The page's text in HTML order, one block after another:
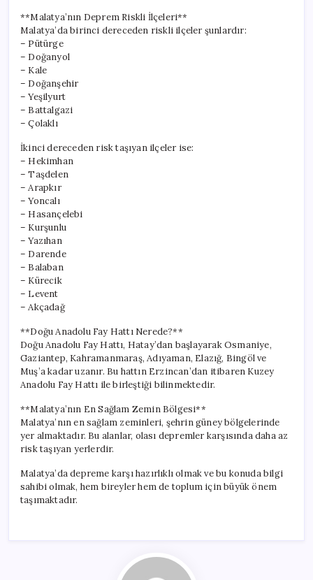
**Malatya’nın Deprem Riskli İlçeleri**
Malatya’da birinci dereceden riskli ilçeler şunlardır:
– Pütürge
– Doğanyol
– Kale
– Doğanşehir
– Yeşilyurt
– Battalgazi
– Çolaklı
İkinci dereceden risk taşıyan ilçeler ise:
– Hekimhan
– Taşdelen
– Arapkır
– Yoncalı
– Hasançelebi
– Kurşunlu
– Yazıhan
– Darende
– Balaban
– Kürecik
– Levent
– Akçadağ
**Doğu Anadolu Fay Hattı Nerede?**
Doğu Anadolu Fay Hattı, Hatay’dan başlayarak Osmaniye,
Gaziantep, Kahramanmaraş, Adıyaman, Elazığ, Bingöl ve
Muş’a kadar uzanır. Bu hattın Erzincan’dan itibaren Kuzey
Anadolu Fay Hattı ile birleştiği bilinmektedir.
**Malatya’nın En Sağlam Zemin Bölgesi**
Malatya’nın en sağlam zeminleri, şehrin güney bölgelerinde
yer almaktadır. Bu alanlar, olası depremler karşısında daha az
risk taşıyan yerlerdir.
Malatya’da depreme karşı hazırlıklı olmak ve bu konuda bilgi
sahibi olmak, hem bireyler hem de toplum için büyük önem
taşımaktadır.